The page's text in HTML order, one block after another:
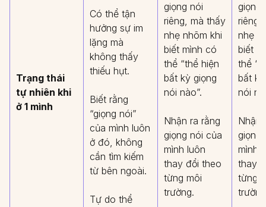
Trạng thái
tự nhiên khi
ở 1 mình
Có thể tận
hưởng sự im
lặng mà
không thấy
thiếu hụt.
Biết rằng
“giọng nói”
của mình luôn
ở đó, không
cần tìm kiếm
từ bên ngoài.
Tự do thể
giọng nói
riêng, mà thấy
nhẹ nhõm khi
biết mình có
thể “thể hiện
bất kỳ giọng
nói nào”.
Nhận ra rằng
giọng nói của
mình luôn
thay đổi theo
từng môi
trường.
giọng
riêng,
nhẹ
biết
thể
bất
nói
Nhận
giọng
mình
thay
từng